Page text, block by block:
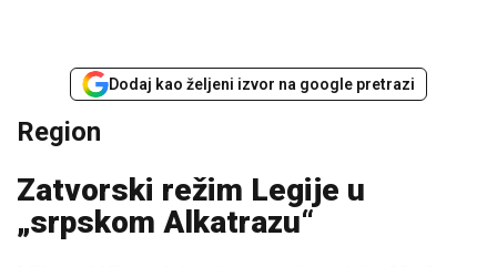
Dodaj kao željeni izvor na google pretrazi
Region
Zatvorski režim Legije u
„srpskom Alkatrazu“